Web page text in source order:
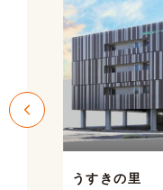
うすきの里